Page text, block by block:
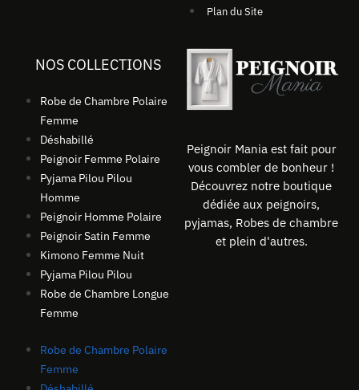
Plan du Site
NOS COLLECTIONS
Robe de Chambre Polaire
Femme
Déshabillé
Peignoir Femme Polaire
Pyjama Pilou Pilou
Homme
Peignoir Homme Polaire
Peignoir Satin Femme
Kimono Femme Nuit
Pyjama Pilou Pilou
Robe de Chambre Longue
Femme
Robe de Chambre Polaire
Femme
Peignoir Mania est fait pour
vous combler de bonheur !
Découvrez notre boutique
dédiée aux peignoirs,
pyjamas, Robes de chambre
et plein d'autres.